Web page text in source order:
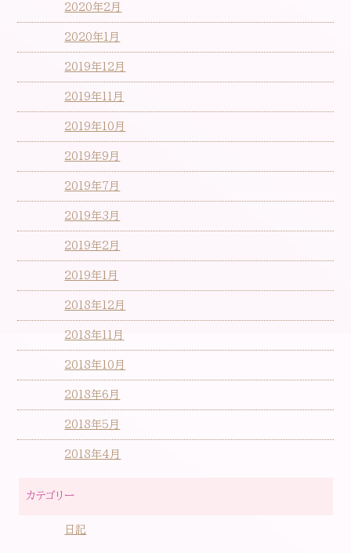
2020年2月
2020年1月
2019年12月
2019年11月
2019年10月
2019年9月
2019年7月
2019年3月
2019年2月
2019年1月
2018年12月
2018年11月
2018年10月
2018年6月
2018年5月
2018年4月
カテゴリー
日記